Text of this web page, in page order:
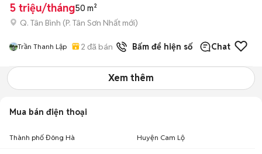
5 triệu/tháng50 m²
Q. Tân Bình (P. Tân Sơn Nhất mới)
Trần Thanh Lập 2 đã bán Bấm để hiện số Chat
Xem thêm
Mua bán điện thoại
Thành phố Đông Hà Huyện Cam Lộ